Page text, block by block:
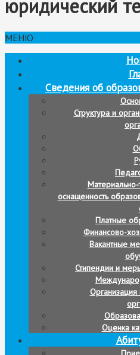
юридический
МЕНЮ
Сведения об
Структура и
оснащенность
Платные
Финансово-
Вакантные
Стипендии и
Организация
Оценка